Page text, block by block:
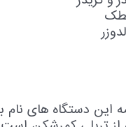
این دستگاه های نام